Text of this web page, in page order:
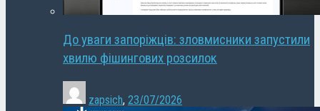
До уваги запоріжців: зловмисники запустили
хвилю фішингових розсилок
zapsich, 23/07/2026